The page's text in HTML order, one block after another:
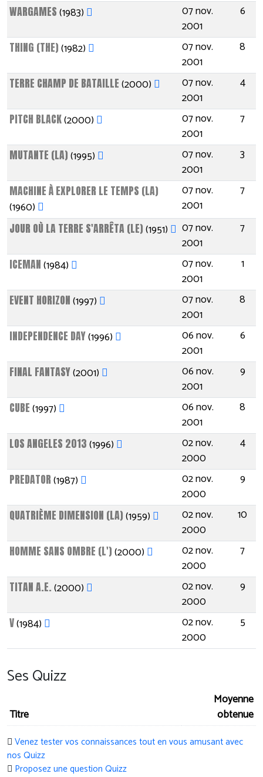
WARGAMES(1983)
07 nov.
2001
6
THING (THE)(1982)
07 nov.
2001
8
TERRE CHAMP DE BATAILLE(2000)
07 nov.
2001
4
PITCH BLACK(2000)
07 nov.
2001
7
MUTANTE (LA)(1995)
07 nov.
2001
3
MACHINE À EXPLORER LE TEMPS (LA)
(1960)
07 nov.
2001
7
JOUR OÙ LA TERRE S'ARRÊTA (LE)(1951)
07 nov.
2001
7
ICEMAN(1984)
07 nov.
2001
1
EVENT HORIZON(1997)
07 nov.
2001
8
INDEPENDENCE DAY(1996)
06 nov.
2001
6
FINAL FANTASY(2001)
06 nov.
2001
9
CUBE(1997)
06 nov.
2001
8
LOS ANGELES 2013(1996)
02 nov.
2000
4
PREDATOR(1987)
02 nov.
2000
9
QUATRIÈME DIMENSION (LA)(1959)
02 nov.
2000
10
HOMME SANS OMBRE (L')(2000)
02 nov.
2000
7
TITAN A.E.(2000)
02 nov.
2000
9
V(1984)
02 nov.
2000
5
Ses Quizz
Titre
Moyenne
obtenue
Venez tester vos connaissances tout en vous amusant avec
nos Quizz
Proposez une question Quizz